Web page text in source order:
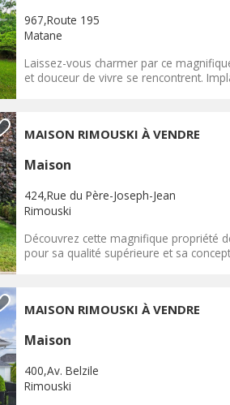
967,Route 195
Matane
Laissez-vous charmer par ce
et douceur de vivre se rencontrent.
MAISON RIMOUSKI À VENDRE
Maison
424,Rue du Père-Joseph-Jean
Rimouski
Découvrez cette magnifique propriété
pour sa qualité supérieure et sa
MAISON RIMOUSKI À VENDRE
Maison
400,Av. Belzile
Rimouski